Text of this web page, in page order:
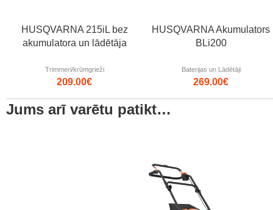
HUSQVARNA 215iL bez
akumulatora un lādētāja
Trimmeri/krūmgrieži
209.00€
HUSQVARNA Akumulators
BLi200
Baterijas un Lādētāji
269.00€
Jums arī varētu patikt…